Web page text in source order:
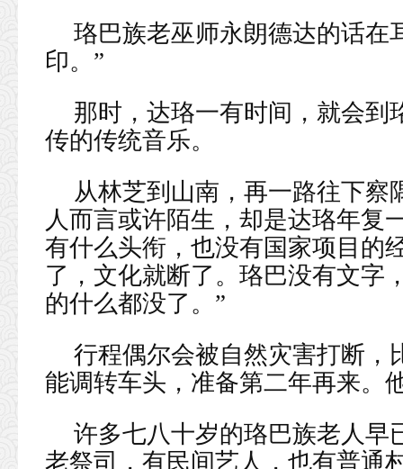
珞巴族老巫师永朗德达的话在
印。”
那时，达珞一有时间，就会到
传的传统音乐。
从林芝到山南，再一路往下
人而言或许陌生，却是达珞年复
有什么头衔，也没有国家项目的
了，文化就断了。珞巴没有文字
的什么都没了。”
行程偶尔会被自然灾害打断，
能调转车头，准备第二年再来。
许多七八十岁的珞巴族老人早
老祭司，有民间艺人，也有普通